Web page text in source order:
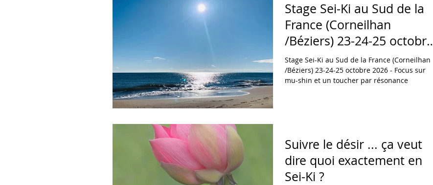
Groupes de pratique On-line Matcha Voie du Thé
Méditation katsugen undo
Stage Sei-Ki au Sud de la
France (Corneilhan
/Béziers) 23-24-25 octobre
2026
Stage Sei-Ki au Sud de la France (Corneilhan
/Béziers) 23-24-25 octobre 2026 - Focus sur
mu-shin et un toucher par résonance
Suivre le désir ... ça veut
dire quoi exactement en
Sei-Ki ?